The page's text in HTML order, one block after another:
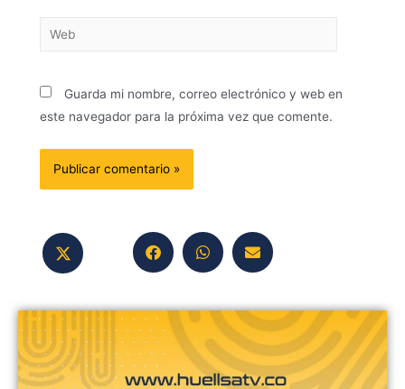
Guarda mi nombre, correo electrónico y web en
este navegador para la próxima vez que comente.